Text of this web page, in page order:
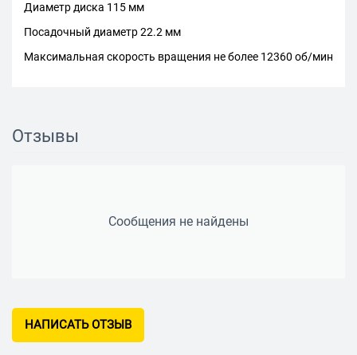
Диаметр диска 115 мм
Посадочный диаметр 22.2 мм
Максимальная скорость вращения не более 12360 об/мин
Отзывы
Сообщения не найдены
НАПИСАТЬ ОТЗЫВ